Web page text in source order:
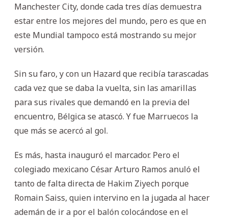
Manchester City, donde cada tres días demuestra
estar entre los mejores del mundo, pero es que en
este Mundial tampoco está mostrando su mejor
versión.
Sin su faro, y con un Hazard que recibía tarascadas
cada vez que se daba la vuelta, sin las amarillas
para sus rivales que demandó en la previa del
encuentro, Bélgica se atascó. Y fue Marruecos la
que más se acercó al gol.
Es más, hasta inauguró el marcador. Pero el
colegiado mexicano César Arturo Ramos anuló el
tanto de falta directa de Hakim Ziyech porque
Romain Saiss, quien intervino en la jugada al hacer
ademán de ir a por el balón colocándose en el